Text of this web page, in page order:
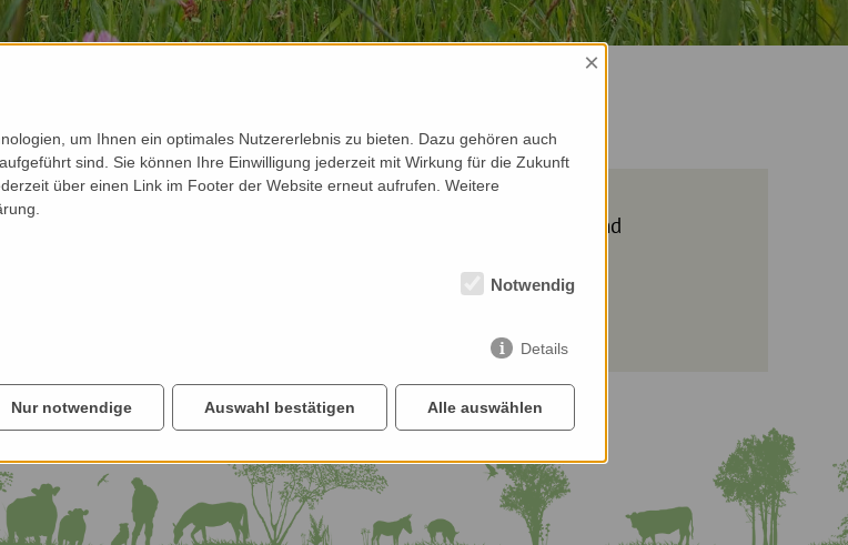
SIND ERSCHIENEN
Rudi
einfach als Programmteil für gemütliche Regentage und
×
um Ihnen ein optimales Nutzererlebnis zu bieten. Dazu gehören auch
sind. Sie können Ihre Einwilligung jederzeit mit Wirkung für die Zukunft
über einen Link im Footer der Website erneut aufrufen. Weitere
Notwendig
Details
Nur notwendige Auswahl bestätigen Alle auswählen